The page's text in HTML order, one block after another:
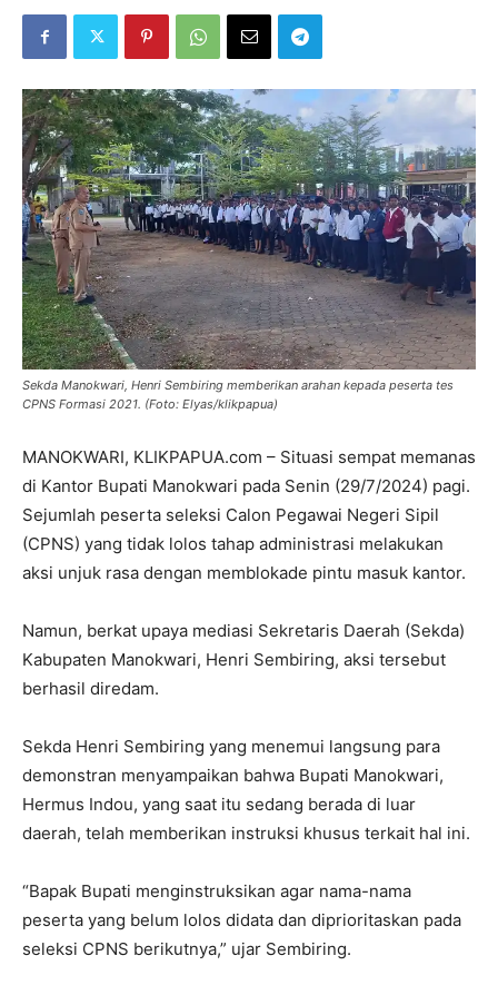
Sekda Manokwari, Henri Sembiring memberikan arahan kepada peserta tes
CPNS Formasi 2021. (Foto: Elyas/klikpapua)
MANOKWARI, KLIKPAPUA.com – Situasi sempat memanas
di Kantor Bupati Manokwari pada Senin (29/7/2024) pagi.
Sejumlah peserta seleksi Calon Pegawai Negeri Sipil
(CPNS) yang tidak lolos tahap administrasi melakukan
aksi unjuk rasa dengan memblokade pintu masuk kantor.
Namun, berkat upaya mediasi Sekretaris Daerah (Sekda)
Kabupaten Manokwari, Henri Sembiring, aksi tersebut
berhasil diredam.
Sekda Henri Sembiring yang menemui langsung para
demonstran menyampaikan bahwa Bupati Manokwari,
Hermus Indou, yang saat itu sedang berada di luar
daerah, telah memberikan instruksi khusus terkait hal ini.
“Bapak Bupati menginstruksikan agar nama-nama
peserta yang belum lolos didata dan diprioritaskan pada
seleksi CPNS berikutnya,” ujar Sembiring.